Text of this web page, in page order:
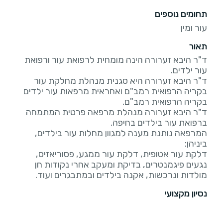
תחומים נוספים
עור ומין
תאור
ד"ר היבא זערורה הינה מומחית לרפואת עור ורפואת
ד"ר היבא זערורה היא סגנית מנהלת מחלקת עור
בקריה הרפואית רמב"ם ואחראית מרפאות עור ילדים
ד"ר היבא זערורה מנהלת מרפאה פרטית המתמחה
המרפאה נותנת מענה למגוון מחלות עור בילדים,
דלקת עור אטופית, דלקת עור ממגע, פסוריאזיס,
נגעים פיגמנטרים, בדיקת ומעקב אחרי נקודות חן
מולדות ונרכשות, אקנה בילדים ובמתבגרים ועוד.
נסיון מקצועי